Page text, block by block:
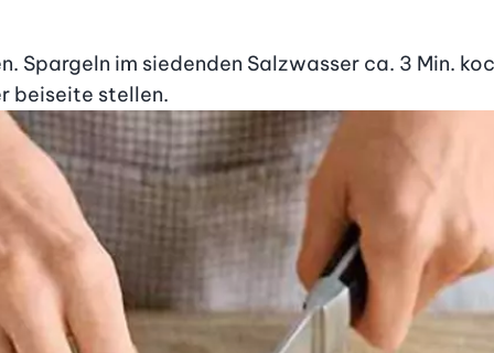
Spargeln im siedenden Salzwasser ca. 3 Min.
beiseite stellen.